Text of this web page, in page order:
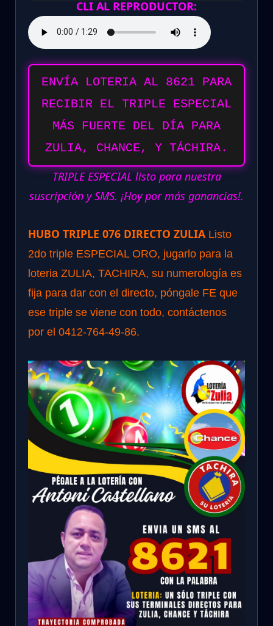
CLI AL REPRODUCTOR:
ENVÍA LOTERIA AL 8621 PARA
RECIBIR EL TRIPLE ESPECIAL
MÁS FUERTE DEL DÍA PARA
ZULIA, CHANCE, Y TÁCHIRA.
TRIPLE ESPECIAL listo para nuestra
suscripción y SMS. ¡Hoy por más ganancias!.
HUBO TRIPLE 076 DIRECTO ZULIA Listo
2do triple ESPECIAL ORO, jugarlo para la
loteria ZULIA, TACHIRA, su numerología es
fija para dar con el directo, póngale FE que
ese triple se viene con todo, contáctenos
por el 0412-764-49-86.